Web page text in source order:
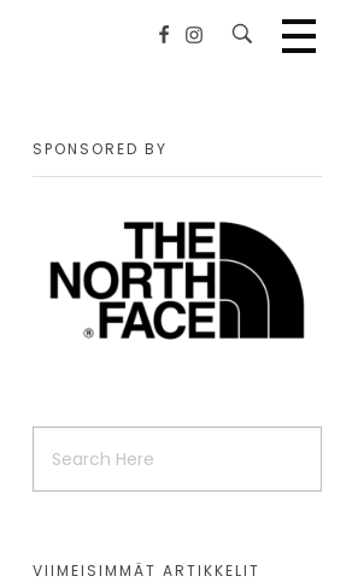
SPONSORED BY
VIIMEISIMMÄT ARTIKKELIT